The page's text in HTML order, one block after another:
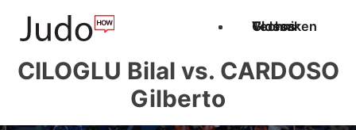
Techniken
Videos
Glossar
CILOGLU Bilal vs. CARDOSO
Gilberto